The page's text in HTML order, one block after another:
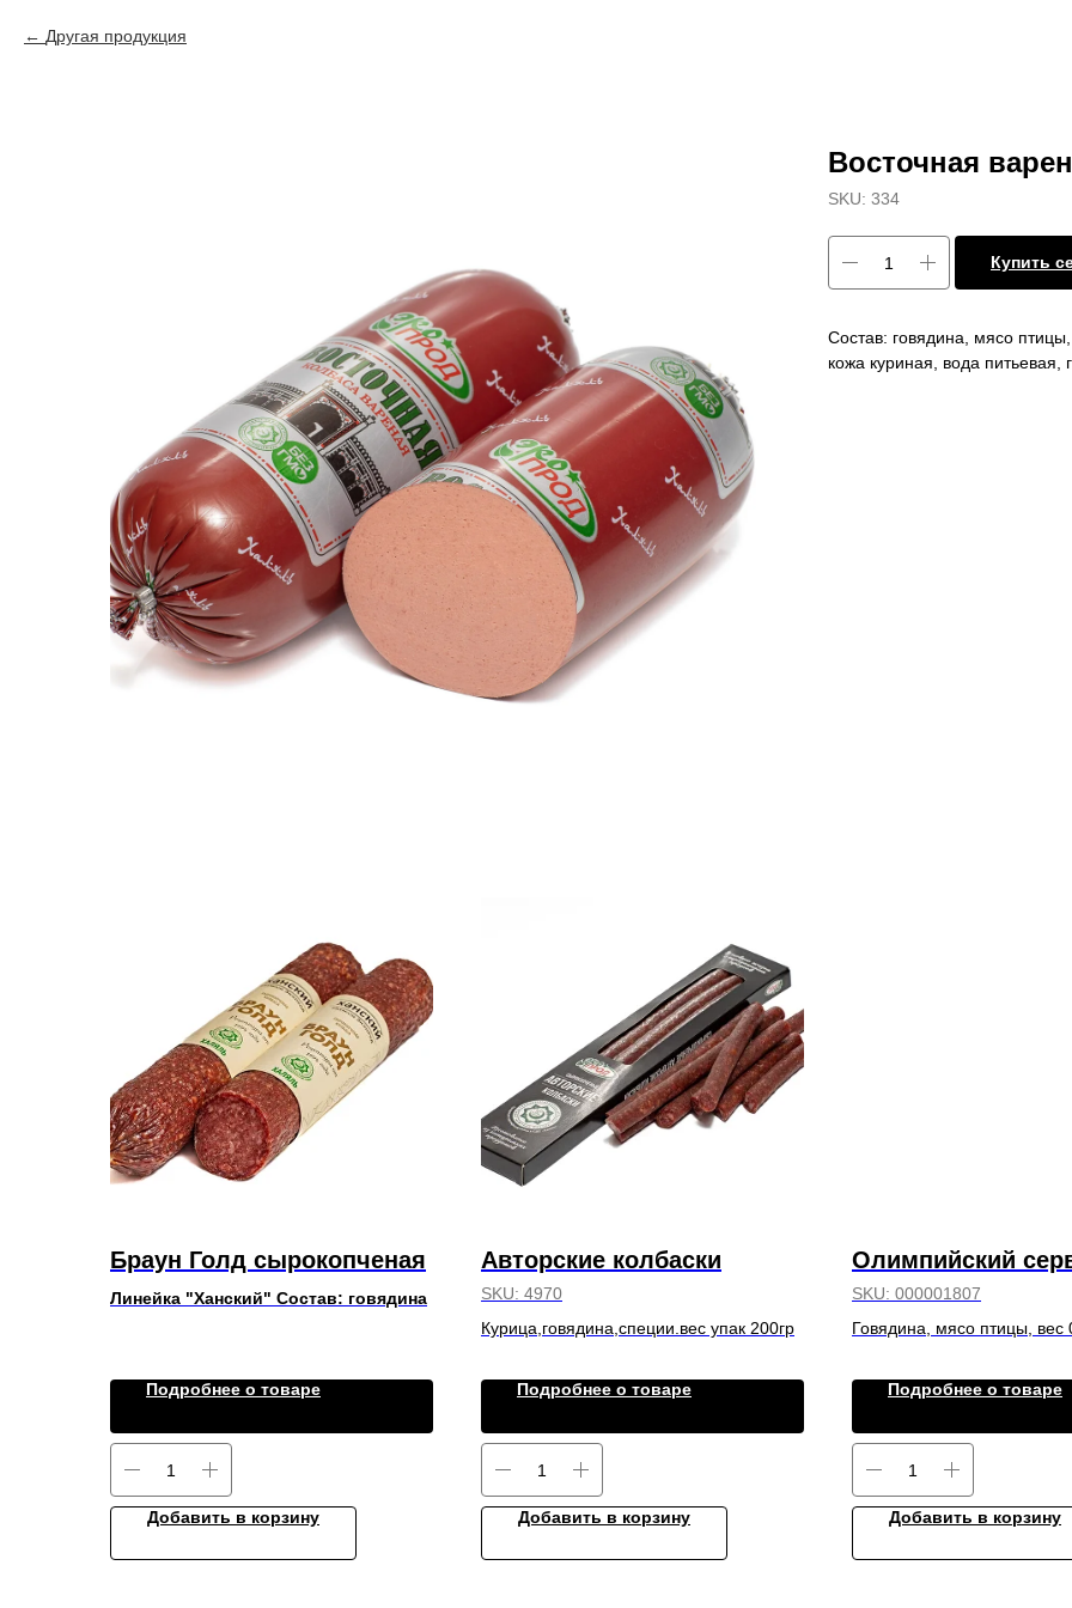
Другая продукция
Восточная
SKU: 334
Купить
Состав: говядина, мясо
кожа куриная, вода
Браун Голд сырокопченая
Линейка "Ханский" Состав: говядина
Подробнее о товаре
Добавить в корзину
Авторские колбаски
SKU: 4970
Курица,говядина,специи.вес упак 200гр
Подробнее о товаре
Добавить в корзину
Олимпийский
SKU: 000001807
Говядина, мясо птицы, вес
Подробнее о товаре
Добавить в корзину